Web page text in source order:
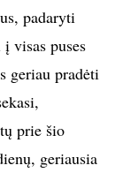
padaryti
visas puses
geriau pradėti
prie šio
geriausia